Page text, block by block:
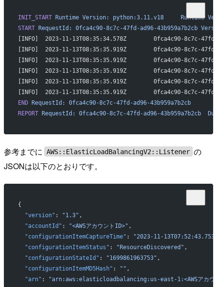
INIT_START Runtime Version: python:3.11.v18
	Runtime
START RequestId: 0fca4c90-8c7c-47fd-ad96-43b959a7b2cb
END RequestId:
0fca4c90-8c7c-47fd-ad96-43b959a7b2cb
REPORT RequestId: 0fca4c90-8c7c-47fd-ad96-43b959a7b2cb
参考までに AWS::ElasticLoadBalancingV2::Listener の
JSONは以下のとおりです。
{
  "version"
: "1.3" ,
  "accountId"
: "<AWSアカウントID>" ,
  "configurationItemCaptureTime"
:
"2023-11-
  "configurationItemStatus"
: "ResourceDiscovered" ,
  "configurationStateId"
: "1699861963753" ,
  "configurationItemMD5Hash"
: "" ,
  "arn"
:
"arn:aws:elasticloadbalancing:us-east-1:<AWSアカ